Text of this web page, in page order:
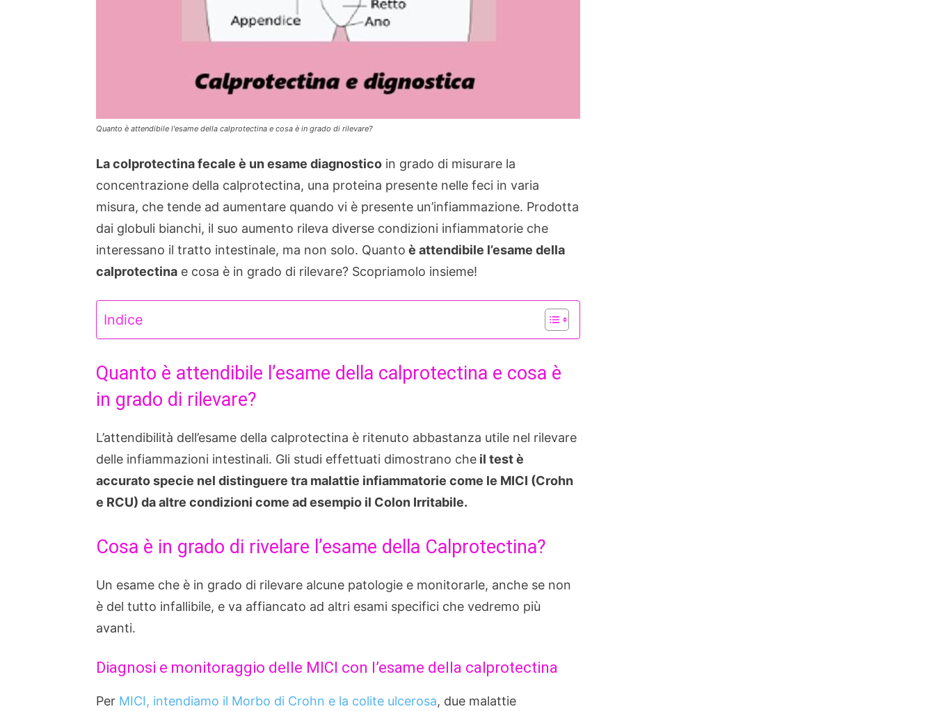
Quanto è attendibile l'esame della calprotectina e cosa è in grado di rilevare?
La colprotectina fecale è un esame diagnostico in grado di misurare la
concentrazione della calprotectina, una proteina presente nelle feci in varia
misura, che tende ad aumentare quando vi è presente un’infiammazione. Prodotta
dai globuli bianchi, il suo aumento rileva diverse condizioni infiammatorie che
interessano il tratto intestinale, ma non solo. Quanto è attendibile l’esame della
calprotectina e cosa è in grado di rilevare? Scopriamolo insieme!
Indice
Quanto è attendibile l’esame della calprotectina e cosa è
in grado di rilevare?
L’attendibilità dell’esame della calprotectina è ritenuto abbastanza utile nel rilevare
delle infiammazioni intestinali. Gli studi effettuati dimostrano che il test è
accurato specie nel distinguere tra malattie infiammatorie come le MICI (Crohn
e RCU) da altre condizioni come ad esempio il Colon Irritabile.
Cosa è in grado di rivelare l’esame della Calprotectina?
Un esame che è in grado di rilevare alcune patologie e monitorarle, anche se non
è del tutto infallibile, e va affiancato ad altri esami specifici che vedremo più
avanti.
Diagnosi e monitoraggio delle MICI con l’esame della calprotectina
Per MICI, intendiamo il Morbo di Crohn e la colite ulcerosa, due malattie